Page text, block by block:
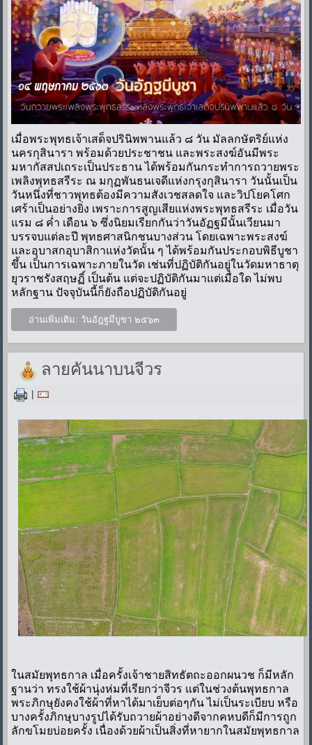
เมื่อพระพุทธเจ้าเสด็จปรินิพพานแล้ว ๘ วัน มัลลกษัตริย์แห่ง
นครกุสินารา พร้อมด้วยประชาชน และพระสงฆ์อันมีพระ
มหากัสสปเถระเป็นประธาน ได้พร้อมกันกระทำการถวายพระ
เพลิงพุทธสรีระ ณ มกุฏพันธนเจดีแห่งกรุงกุสินารา วันนั้นเป็น
วันหนึ่งที่ชาวพุทธต้องมีความสังเวชสลดใจ และวิปโยคโศก
เศร้าเป็นอย่างยิ่ง เพราะการสูญเสียแห่งพระพุทธสรีระ เมื่อวัน
แรม ๘ ค่ำ เดือน ๖ ซึ่งนิยมเรียกกันว่าวันอัฏฐมีนั้นเวียนมา
บรรจบแต่ละปี พุทธศาสนิกชนบางส่วน โดยเฉพาะพระสงฆ์
และอุบาสกอุบาสิกาแห่งวัดนั้น ๆ ได้พร้อมกันประกอบพิธีบูชา
ขึ้น เป็นการเฉพาะภายในวัด เช่นที่ปฏิบัติกันอยู่ในวัดมหาธาตุ
ยุวราชรังสฤษฏิ์ เป็นต้น แต่จะปฏิบัติกันมาแต่เมื่อใด ไม่พบ
หลักฐาน ปัจจุบันนี้ก็ยังถือปฏิบัติกันอยู่
อ่านเพิ่มเติม: วันอัฎฐมีบูชา ๒๕๖๓
ลายคันนาบนจีวร
|
ในสมัยพุทธกาล เมื่อครั้งเจ้าชายสิทธัตถะออกผนวช ก็มีหลัก
ฐานว่า ทรงใช้ผ้านุ่งห่มที่เรียกว่าจีวร แต่ในช่วงต้นพุทธกาล
พระภิกษุยังคงใช้ผ้าที่หาได้มาเย็บต่อๆกัน ไม่เป็นระเบียบ หรือ
บางครั้งภิกษุบางรูปได้รับถวายผ้าอย่างดีจากคหบดีก็มีการถูก
ลักขโมยบ่อยครั้ง เนื่องด้วยผ้าเป็นสิ่งที่หายากในสมัยพุทธกาล